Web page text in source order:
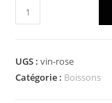
quantité
de
rosé
UGS :vin-rose
Catégorie : Boissons